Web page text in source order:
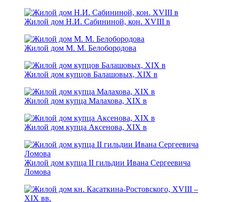
Жилой дом Н.И. Сабининой, кон. XVIII в
Жилой дом М. М. Белобородова
Жилой дом купцов Балашовых, XIX в
Жилой дом купца Малахова, XIX в
Жилой дом купца Аксенова, ХIХ в
Жилой дом купца II гильдии Ивана Сергеевича
Ломова